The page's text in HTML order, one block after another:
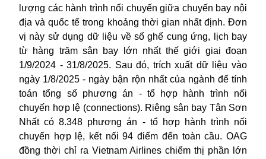
lượng các hành trình nối chuyến giữa chuyến bay nội
địa và quốc tế trong khoảng thời gian nhất định. Đơn
vị này sử dụng dữ liệu về số ghế cung ứng, lịch bay
từ hàng trăm sân bay lớn nhất thế giới giai đoạn
1/9/2024 - 31/8/2025. Sau đó, trích xuất dữ liệu vào
ngày 1/8/2025 - ngày bận rộn nhất của ngành để tính
toán tổng số phương án - tổ hợp hành trình nối
chuyến hợp lệ (connections). Riêng sân bay Tân Sơn
Nhất có 8.348 phương án - tổ hợp hành trình nối
chuyến hợp lệ, kết nối 94 điểm đến toàn cầu. OAG
đồng thời chỉ ra Vietnam Airlines chiếm thị phần lớn